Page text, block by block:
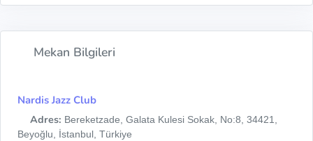
Mekan Bilgileri
Nardis Jazz Club
Adres: Bereketzade, Galata Kulesi Sokak, No:8, 34421,
Beyoğlu, İstanbul, Türkiye